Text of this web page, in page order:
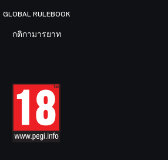
GLOBAL RULEBOOK
กติกามารยาท